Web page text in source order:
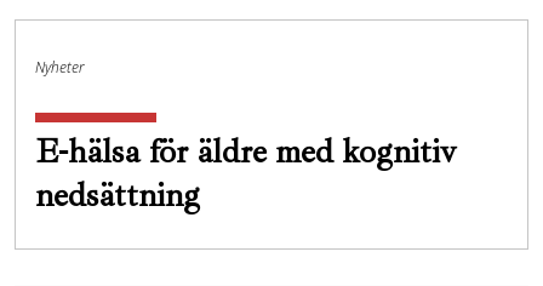
Nyheter
E-hälsa för äldre med kognitiv
nedsättning